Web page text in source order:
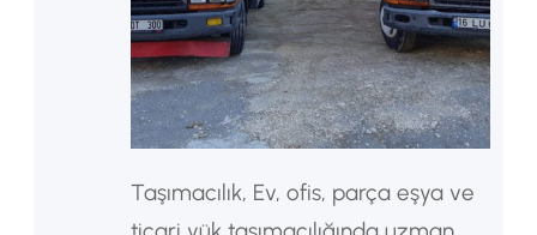
Taşımacılık, Ev, ofis, parça eşya ve